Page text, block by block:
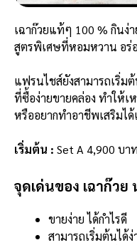
เฉาก๊วยแท้ๆ 100 % กินง่
สูตรพิเศษที่หอมหวาน อร่
แฟรนไชส์ยังสามารถเริ่ม
ที่ซื้อง่ายขายคล่อง ทำให้เ
หรืออยากทำอาชีพเสริมไ
เริ่มต้น : Set A 4,900 บาท
จุดเด่นของ เฉาก๊วย
ขายง่าย ได้กำไรดี
สามารถเริ่มต้นได้